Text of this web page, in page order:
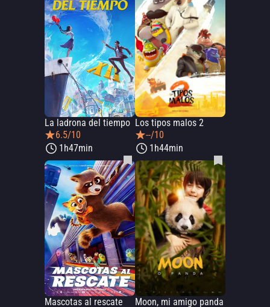
La ladrona del tiempo
6.5/10
1h47min
Los tipos malos 2
--/10
1h44min
Mascotas al rescate Moon, mi amigo panda